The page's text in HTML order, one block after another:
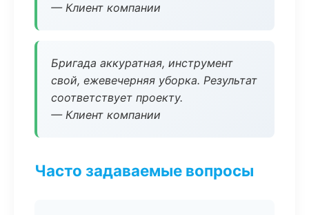
— Клиент компании
Бригада аккуратная, инструмент
свой, ежевечерняя уборка. Результат
соответствует проекту.
— Клиент компании
Часто задаваемые вопросы